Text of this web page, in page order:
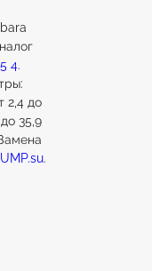
4.
2,4 до
35,9
.